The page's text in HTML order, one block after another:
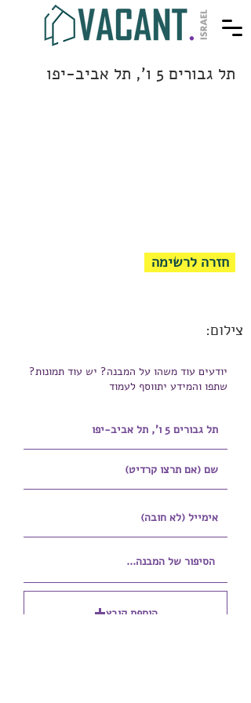
תל גבורים 5 ו', תל אביב-יפו
חזרה לרשימה
צילום:
יודעים עוד משהו על המבנה? יש עוד תמונות?
שתפו והמידע יתווסף לעמוד
הוספת קובץ